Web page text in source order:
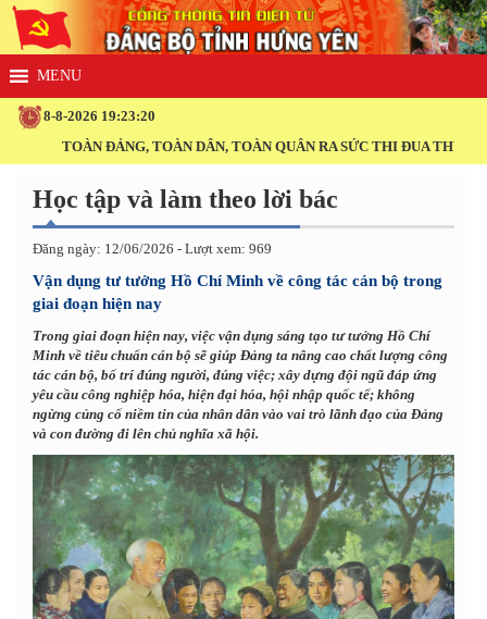
8-8-2026 19:23:21
ĐẢNG, TOÀN DÂN, TOÀN QUÂN RA SỨC THI ĐUA THỰC HIỆN
Học tập và làm theo lời bác
Đăng ngày: 12/06/2026 - Lượt xem: 969
Vận dụng tư tưởng Hồ Chí Minh về công tác cán bộ trong
giai đoạn hiện nay
Trong giai đoạn hiện nay, việc vận dụng sáng tạo tư tưởng Hồ Chí
Minh về tiêu chuẩn cán bộ sẽ giúp Đảng ta nâng cao chất lượng công
tác cán bộ, bố trí đúng người, đúng việc; xây dựng đội ngũ đáp ứng
yêu cầu công nghiệp hóa, hiện đại hóa, hội nhập quốc tế; không
ngừng củng cố niềm tin của nhân dân vào vai trò lãnh đạo của Đảng
và con đường đi lên chủ nghĩa xã hội.